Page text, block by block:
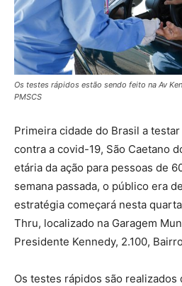
Os testes rápidos estão sendo feito na Av
PMSCS
Primeira cidade do Brasil a
contra a covid-19, São Caetano
etária da ação para pessoas de
semana passada, o público era
estratégia começará nesta
Thru, localizado na Garagem
Presidente Kennedy, 2.100,
Os testes rápidos são